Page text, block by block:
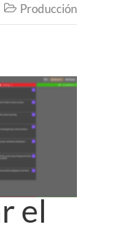
 Producción
el